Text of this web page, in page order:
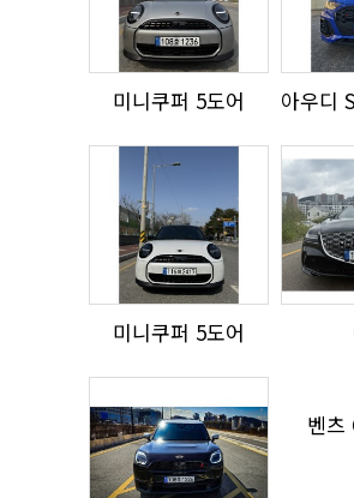
미니쿠퍼 5도어
아우디
미니쿠퍼 5도어
벤츠